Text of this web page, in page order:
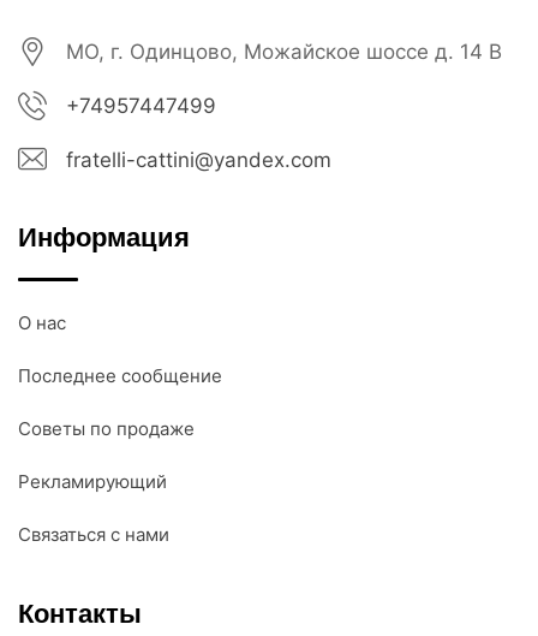
МО, г. Одинцово, Можайское шоссе д. 14 В
+74957447499
fratelli-cattini@yandex.com
Информация
О нас
Последнее сообщение
Советы по продаже
Рекламирующий
Связаться с нами
Контакты